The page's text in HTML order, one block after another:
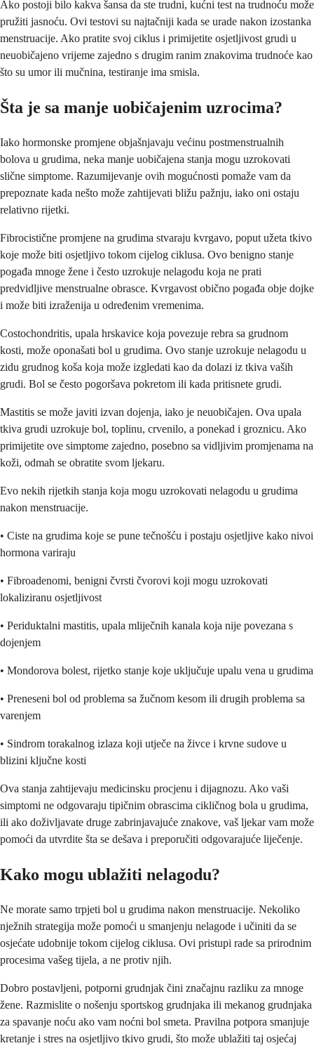
Ako postoji bilo kakva šansa da ste trudni, kućni test na trudnoću može
pružiti jasnoću. Ovi testovi su najtačniji kada se urade nakon izostanka
menstruacije. Ako pratite svoj ciklus i primijetite osjetljivost grudi u
neuobičajeno vrijeme zajedno s drugim ranim znakovima trudnoće kao
što su umor ili mučnina, testiranje ima smisla.
Šta je sa manje uobičajenim uzrocima?
Iako hormonske promjene objašnjavaju većinu postmenstrualnih
bolova u grudima, neka manje uobičajena stanja mogu uzrokovati
slične simptome. Razumijevanje ovih mogućnosti pomaže vam da
prepoznate kada nešto može zahtijevati bližu pažnju, iako oni ostaju
relativno rijetki.
Fibrocistične promjene na grudima stvaraju kvrgavo, poput užeta tkivo
koje može biti osjetljivo tokom cijelog ciklusa. Ovo benigno stanje
pogađa mnoge žene i često uzrokuje nelagodu koja ne prati
predvidljive menstrualne obrasce. Kvrgavost obično pogađa obje dojke
i može biti izraženija u određenim vremenima.
Costochondritis, upala hrskavice koja povezuje rebra sa grudnom
kosti, može oponašati bol u grudima. Ovo stanje uzrokuje nelagodu u
zidu grudnog koša koja može izgledati kao da dolazi iz tkiva vaših
grudi. Bol se često pogoršava pokretom ili kada pritisnete grudi.
Mastitis se može javiti izvan dojenja, iako je neuobičajen. Ova upala
tkiva grudi uzrokuje bol, toplinu, crvenilo, a ponekad i groznicu. Ako
primijetite ove simptome zajedno, posebno sa vidljivim promjenama na
koži, odmah se obratite svom ljekaru.
Evo nekih rijetkih stanja koja mogu uzrokovati nelagodu u grudima
nakon menstruacije.
• Ciste na grudima koje se pune tečnošću i postaju osjetljive kako nivoi
hormona variraju
• Fibroadenomi, benigni čvrsti čvorovi koji mogu uzrokovati
lokaliziranu osjetljivost
• Periduktalni mastitis, upala mliječnih kanala koja nije povezana s
dojenjem
• Mondorova bolest, rijetko stanje koje uključuje upalu vena u grudima
• Preneseni bol od problema sa žučnom kesom ili drugih problema sa
varenjem
• Sindrom torakalnog izlaza koji utječe na živce i krvne sudove u
blizini ključne kosti
Ova stanja zahtijevaju medicinsku procjenu i dijagnozu. Ako vaši
simptomi ne odgovaraju tipičnim obrascima cikličnog bola u grudima,
ili ako doživljavate druge zabrinjavajuće znakove, vaš ljekar vam može
pomoći da utvrdite šta se dešava i preporučiti odgovarajuće liječenje.
Kako mogu ublažiti nelagodu?
Ne morate samo trpjeti bol u grudima nakon menstruacije. Nekoliko
nježnih strategija može pomoći u smanjenju nelagode i učiniti da se
osjećate udobnije tokom cijelog ciklusa. Ovi pristupi rade sa prirodnim
procesima vašeg tijela, a ne protiv njih.
Dobro postavljeni, potporni grudnjak čini značajnu razliku za mnoge
žene. Razmislite o nošenju sportskog grudnjaka ili mekanog grudnjaka
za spavanje noću ako vam noćni bol smeta. Pravilna potpora smanjuje
kretanje i stres na osjetljivo tkivo grudi, što može ublažiti taj osjećaj